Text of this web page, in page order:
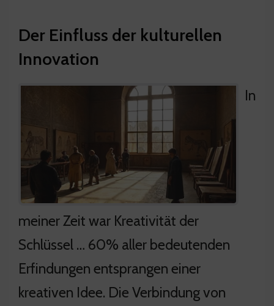
Der Einfluss der kulturellen
Innovation
In
meiner Zeit war Kreativität der
Schlüssel … 60% aller bedeutenden
Erfindungen entsprangen einer
kreativen Idee. Die Verbindung von